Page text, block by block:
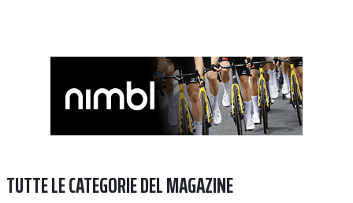
TUTTE LE CATEGORIE DEL MAGAZINE